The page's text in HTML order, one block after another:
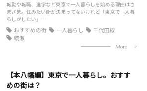
転勤や転職、進学など東京で一人暮らしを始める理由はさ
まざま。住みたい街が決まってないけれど「東京で一人暮
らしがしたい」…
おすすめの街 一人暮らし
千代田線
綾瀬
More
【本八幡編】東京で一人暮らし。おすす
めの街は？